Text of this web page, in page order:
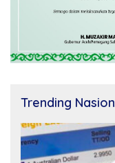
Trending